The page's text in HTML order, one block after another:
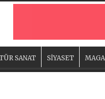
SANAT SİYASET